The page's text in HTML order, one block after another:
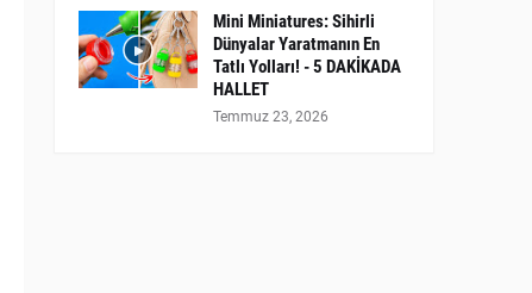
Mini Miniatures: Sihirli
Dünyalar Yaratmanın En
Tatlı Yolları! - 5 DAKİKADA
HALLET
Temmuz 23, 2026